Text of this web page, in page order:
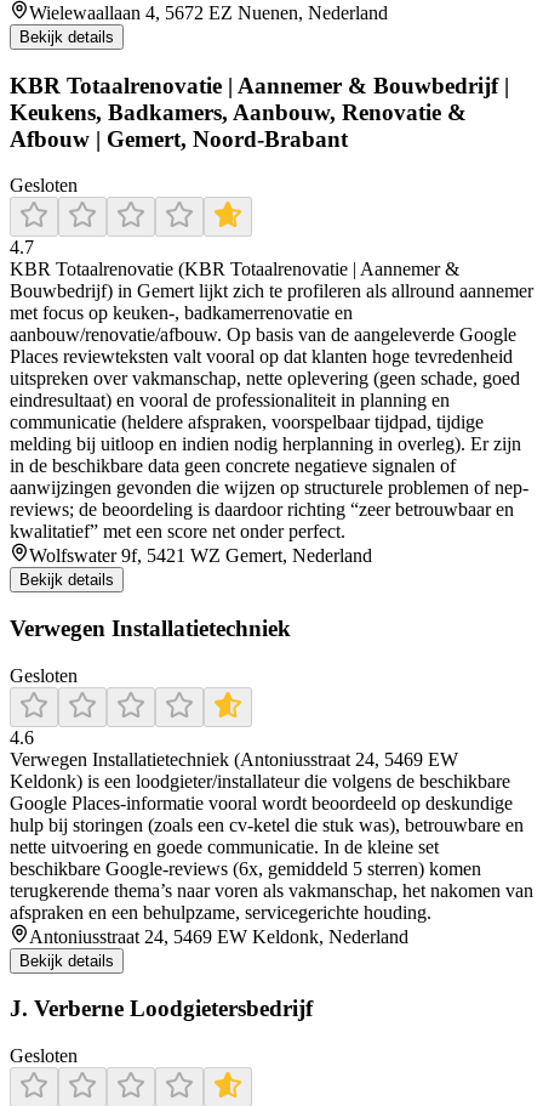
Wielewaallaan 4, 5672 EZ Nuenen, Nederland
Bekijk details
KBR Totaalrenovatie | Aannemer & Bouwbedrijf |
Keukens, Badkamers, Aanbouw, Renovatie &
Afbouw | Gemert, Noord-Brabant
Gesloten
4.7
KBR Totaalrenovatie (KBR Totaalrenovatie | Aannemer &
Bouwbedrijf) in Gemert lijkt zich te profileren als allround aannemer
met focus op keuken-, badkamerrenovatie en
aanbouw/renovatie/afbouw. Op basis van de aangeleverde Google
Places reviewteksten valt vooral op dat klanten hoge tevredenheid
uitspreken over vakmanschap, nette oplevering (geen schade, goed
eindresultaat) en vooral de professionaliteit in planning en
communicatie (heldere afspraken, voorspelbaar tijdpad, tijdige
melding bij uitloop en indien nodig herplanning in overleg). Er zijn
in de beschikbare data geen concrete negatieve signalen of
aanwijzingen gevonden die wijzen op structurele problemen of nep-
reviews; de beoordeling is daardoor richting “zeer betrouwbaar en
kwalitatief” met een score net onder perfect.
Wolfswater 9f, 5421 WZ Gemert, Nederland
Bekijk details
Verwegen Installatietechniek
Gesloten
4.6
Verwegen Installatietechniek (Antoniusstraat 24, 5469 EW
Keldonk) is een loodgieter/installateur die volgens de beschikbare
Google Places-informatie vooral wordt beoordeeld op deskundige
hulp bij storingen (zoals een cv-ketel die stuk was), betrouwbare en
nette uitvoering en goede communicatie. In de kleine set
beschikbare Google-reviews (6x, gemiddeld 5 sterren) komen
terugkerende thema’s naar voren als vakmanschap, het nakomen van
afspraken en een behulpzame, servicegerichte houding.
Antoniusstraat 24, 5469 EW Keldonk, Nederland
Bekijk details
J. Verberne Loodgietersbedrijf
Gesloten